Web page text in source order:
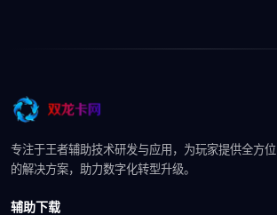
专注于王者辅助技术研发与应用，为玩家提供全方位
的解决方案，助力数字化转型升级。
辅助下载